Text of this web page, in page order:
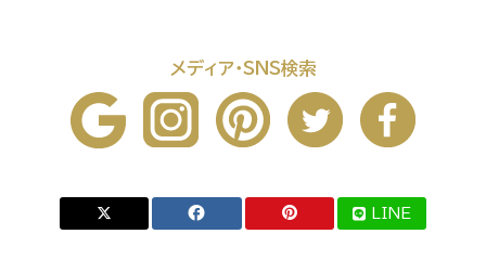
メディア・SNS検索
LINE